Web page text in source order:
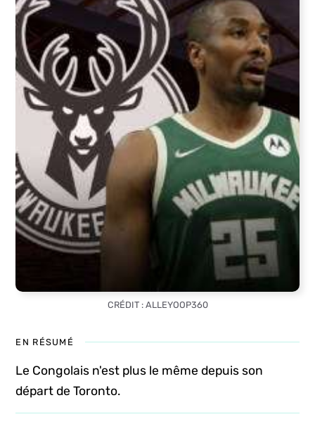
CRÉDIT : ALLEYOOP360
EN RÉSUMÉ
Le Congolais n'est plus le même depuis son
départ de Toronto.